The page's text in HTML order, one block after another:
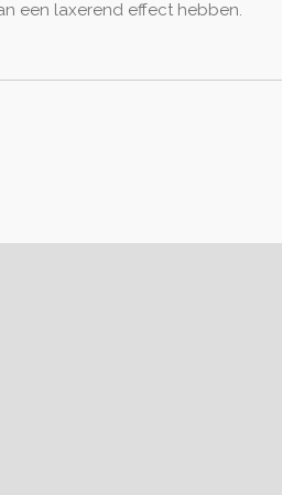
een laxerend effect hebben.